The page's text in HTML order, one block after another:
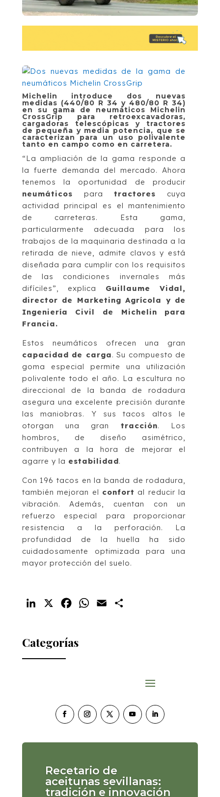
Michelin introduce dos nuevas
medidas (440/80 R 34 y 480/80 R 34)
en su gama de neumáticos Michelin
CrossGrip para retroexcavadoras,
cargadoras telescópicas y tractores
de pequeña y media potencia, que se
caracterizan para un uso polivalente
tanto en campo como en carretera.
“La ampliación de la gama responde a
la fuerte demanda del mercado. Ahora
tenemos la oportunidad de producir
neumáticos paratractores cuya
actividad principal es el mantenimiento
de carreteras. Esta gama,
particularmente adecuada para los
trabajos de la maquinaria destinada a la
retirada de nieve, admite clavos y está
diseñada para cumplir con los requisitos
de las condiciones invernales más
difíciles”, explica Guillaume Vidal,
director de Marketing Agrícola y de
Ingeniería Civil de Michelin para
Francia.
Estos neumáticos ofrecen una gran
capacidad de carga. Su compuesto de
goma especial permite una utilización
polivalente todo el año. La escultura no
direccional de la banda de rodadura
asegura una excelente precisión durante
las maniobras. Y sus tacos altos le
otorgan una gran tracción. Los
hombros, de diseño asimétrico,
contribuyen a la hora de mejorar el
agarre y la estabilidad.
Con 196 tacos en la banda de rodadura,
también mejoran el confort al reducir la
vibración. Además, cuentan con un
refuerzo especial para proporcionar
resistencia a la perforación. La
profundidad de la huella ha sido
cuidadosamente optimizada para una
mayor protección del suelo.
LinkedIn FacebookWhatsApp
Email
Categorías
Recetario de
aceitunas sevillanas:
tradición e innovación